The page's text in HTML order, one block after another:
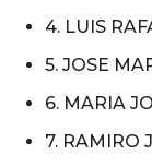
4. LUIS
5. JOSE
6. MARIA
7. RAMIRO